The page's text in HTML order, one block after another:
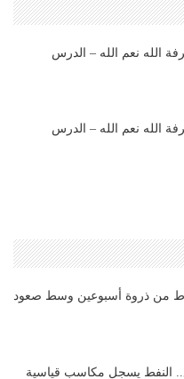
الله نعم الله – الدرس
الله نعم الله – الدرس
من ذروة أسبوعين وسط صعود
النفط يسجل مكاسب قياسية